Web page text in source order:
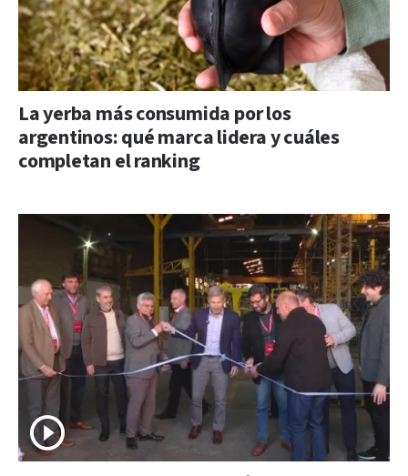
La yerba más consumida por los
argentinos: qué marca lidera y cuáles
completan el ranking